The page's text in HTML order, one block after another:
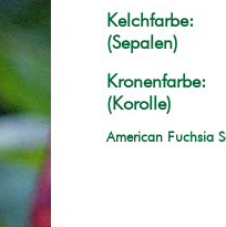
Kelchfarbe:
(Sepalen)
Kronenfarbe:
(Korolle)
American Fuchsia